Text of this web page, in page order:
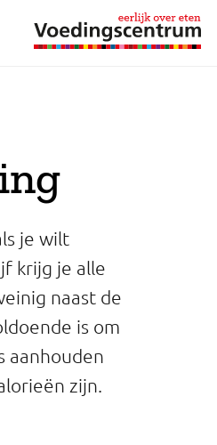
je wilt
krijg je alle
naast de
is om
aanhouden
zijn.